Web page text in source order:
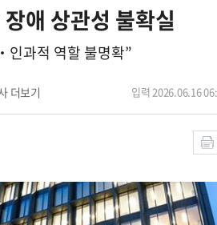
애 상관성 불확실
과적 역할 불명확”
더보기 입력 2026.06.16